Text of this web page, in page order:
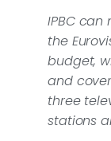
IPBC
the
budget,
and
three
stations